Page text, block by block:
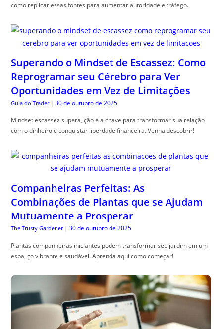
como replicar essas fontes para aumentar autoridade e tráfego.
Superando o Mindset de Escassez: Como
Reprogramar seu Cérebro para Ver
Oportunidades em Vez de Limitações
Guia do Trader | 30 de outubro de 2025
Mindset escassez supera, ção é a chave para transformar sua relação
com o dinheiro e conquistar liberdade financeira. Venha descobrir!
Companheiras Perfeitas: As
Combinações de Plantas que se Ajudam
Mutuamente a Prosperar
The Trusty Gardener | 30 de outubro de 2025
Plantas companheiras iniciantes podem transformar seu jardim em um
espa, ço vibrante e saudável. Aprenda aqui como começar!